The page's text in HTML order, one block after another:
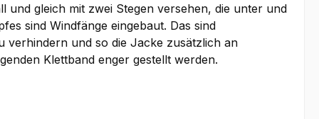
und gleich mit zwei Stegen versehen, die unter und
sind Windfänge eingebaut. Das sind
verhindern und so die Jacke zusätzlich an
Klettband enger gestellt werden.